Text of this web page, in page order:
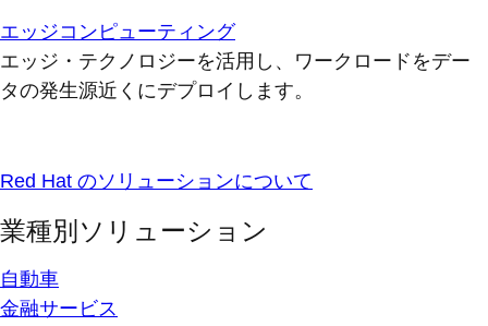
エッジコンピューティング
エッジ・テクノロジーを活用し、ワークロードをデー
タの発生源近くにデプロイします。
Red Hat のソリューションについて
業種別ソリューション
自動車
金融サービス